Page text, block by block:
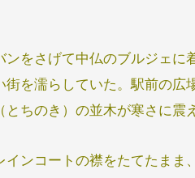
をさげて中仏のブルジェに
を濡らしていた。駅前の広
ちのき）の並木が寒さに震
ンコートの襟をたてたまま